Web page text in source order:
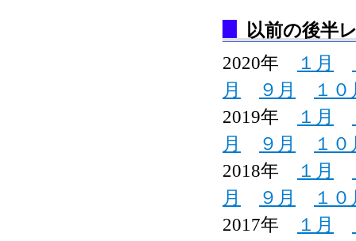
以前の後半
2020年 １月
月
９月
１０
2019年
１月
月
９月
１０
2018年
１月
月
９月
１０
2017年
１月